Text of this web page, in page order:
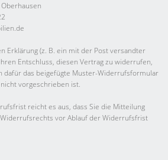
Erklärung (z. B. ein mit der Post versandter
Entschluss, diesen Vertrag zu widerrufen,
dafür das beigefügte Muster-Widerrufsformular
vorgeschrieben ist.
reicht es aus, dass Sie die Mitteilung
vor Ablauf der Widerrufsfrist